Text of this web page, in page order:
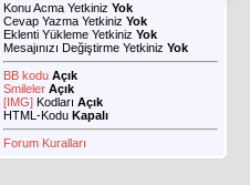
Konu Acma Yetkiniz Yok
Cevap Yazma Yetkiniz Yok
Eklenti Yükleme Yetkiniz Yok
Mesajınızı Değiştirme Yetkiniz Yok
BB kodu Açık
Smileler Açık
[IMG] Kodları Açık
HTML-Kodu Kapalı
Forum Kuralları